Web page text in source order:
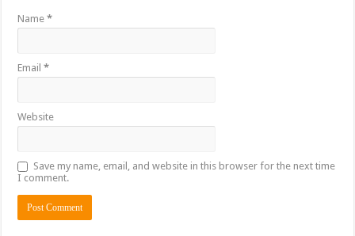
Name*
Email*
Website
Save my name, email, and website in this browser for the next time
I comment.